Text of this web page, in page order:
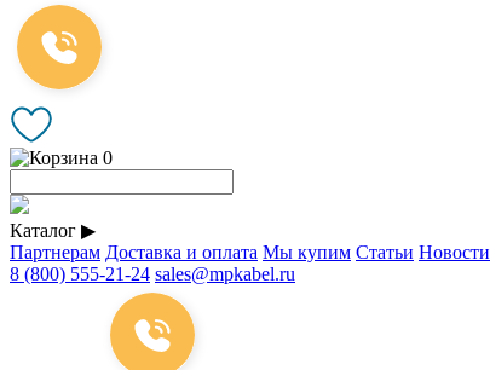
0
Каталог ▶
Партнерам Доставка и оплата Мы купим Статьи Новости
8 (800) 555-21-24 sales@mpkabel.ru